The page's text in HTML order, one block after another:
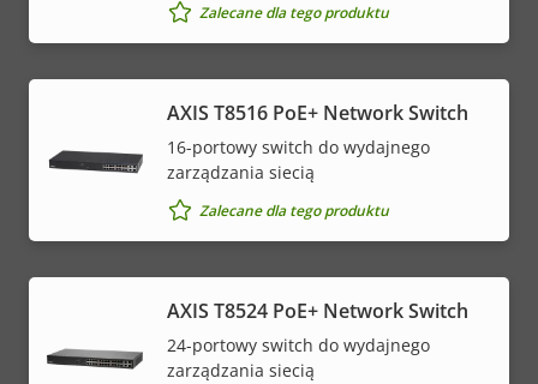
Zalecane dla tego produktu
AXIS T8516 PoE+ Network Switch
16-portowy switch do wydajnego
zarządzania siecią
Zalecane dla tego produktu
AXIS T8524 PoE+ Network Switch
24-portowy switch do wydajnego
zarządzania siecią